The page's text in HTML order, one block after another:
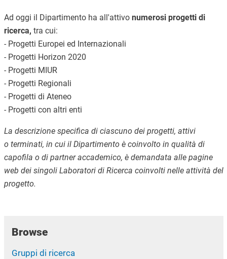
Ad oggi il Dipartimento ha all'attivo numerosi progetti di
ricerca, tra cui:
- Progetti Europei ed Internazionali
- Progetti Horizon 2020
- Progetti MIUR
- Progetti Regionali
- Progetti di Ateneo
- Progetti con altri enti
La descrizione specifica di ciascuno dei progetti, attivi
o terminati, in cui il Dipartimento è coinvolto in qualità di
capofila o di partner accademico, è demandata alle pagine
web dei singoli Laboratori di Ricerca coinvolti nelle attività del
progetto.
Browse
Gruppi di ricerca